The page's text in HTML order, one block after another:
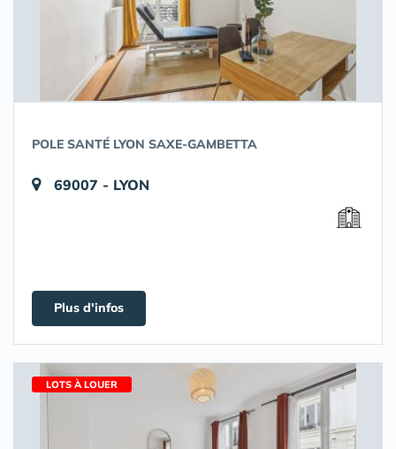
POLE SANTÉ LYON SAXE-GAMBETTA
69007 - LYON
Plus d'infos
LOTS À LOUER